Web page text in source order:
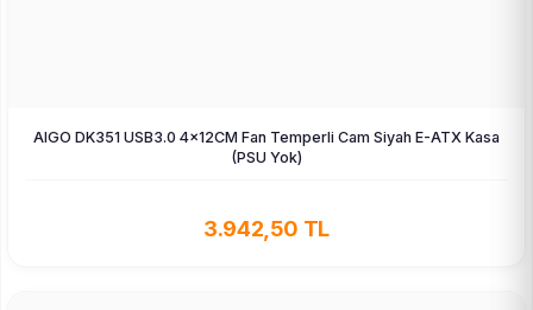
AIGO DK351 USB3.0 4×12CM Fan Temperli Cam Siyah E-ATX Kasa
(PSU Yok)
3.942,50 TL